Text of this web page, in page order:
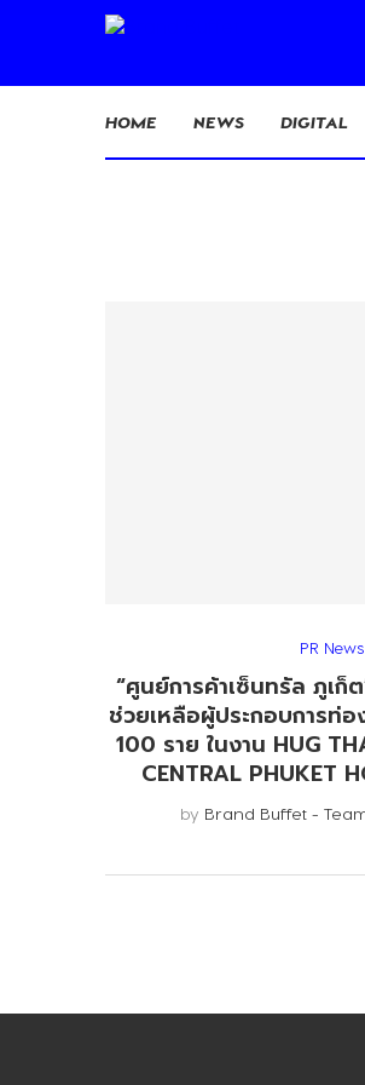
HOME NEWS DIGITAL
PR News
“ศูนย์การค้าเซ็นทรัล ภูเก็
ช่วยเหลือผู้ประกอบการท่อ
100 ราย ในงาน HUG
CENTRAL PHUKET
by Brand Buffet -